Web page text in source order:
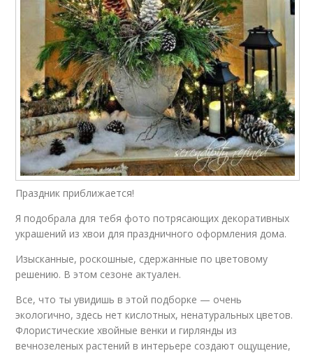
Праздник приближается!
Я подобрала для тебя фото потрясающих декоративных
украшений из хвои для праздничного оформления дома.
Изысканные, роскошные, сдержанные по цветовому
решению. В этом сезоне актуален.
Все, что ты увидишь в этой подборке — очень
экологично, здесь нет кислотных, ненатуральных цветов.
Флористические хвойные венки и гирлянды из
вечнозеленых растений в интерьере создают ощущение,